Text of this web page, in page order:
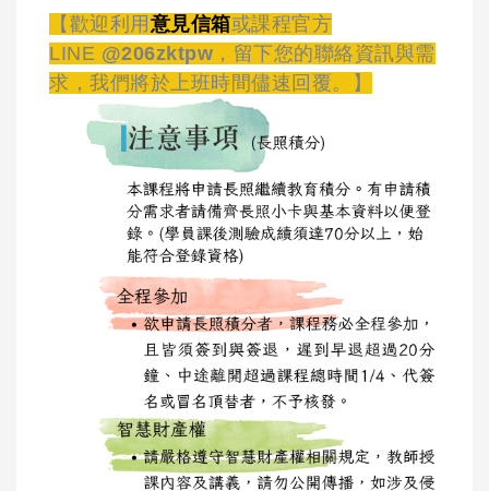
【歡迎利用 意見信箱或課程官方
LINE @206zktpw ，留下您的聯絡資訊與需
求，我們將於上班時間儘速回覆。】